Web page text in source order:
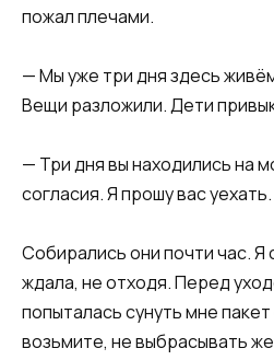
пожал плечами.
— Мы уже три дня здесь
Вещи разложили. Дети
— Три дня вы находились на
согласия. Я прошу вас уехать.
Собирались они почти час. Я
ждала, не отходя. Перед
попыталась сунуть мне
возьмите, не выбрасывать